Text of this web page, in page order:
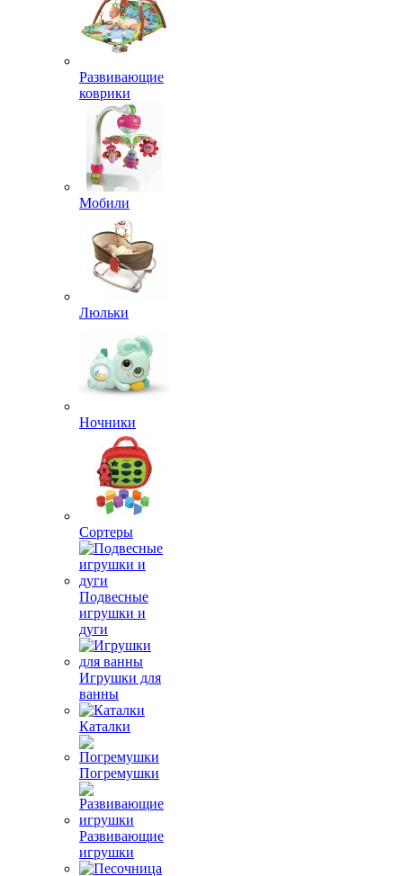
Развивающие
коврики
Мобили
Люльки
Ночники
Сортеры
Подвесные
игрушки и
дуги
Игрушки для
ванны
Каталки
Погремушки
Развивающие
игрушки